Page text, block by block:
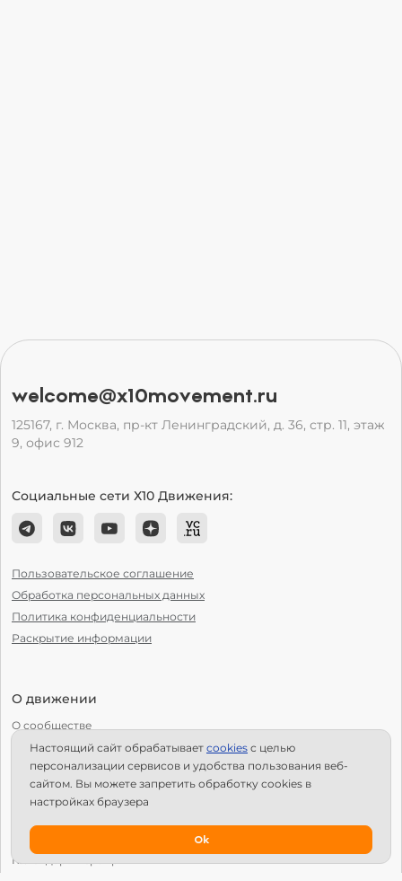
welcome@x10movement.ru
125167, г. Москва, пр-кт Ленинградский, д. 36, стр. 11, этаж
9, офис 912
Социальные сети Х10 Движения:
Пользовательское соглашение
Обработка персональных данных
Политика конфиденциальности
Раскрытие информации
О движении
О сообществе
С чего начать?
Структура Х10
Как стать региональным лидером?
Календарь мероприятий
Настоящий сайт обрабатывает сookies с целью
персонализации сервисов и удобства пользования веб-
сайтом. Вы можете запретить обработку сookies в
настройках браузера
Ok